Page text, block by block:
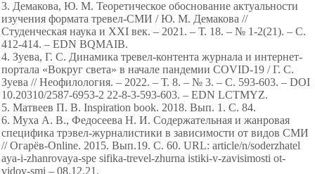
3. Демакова, Ю. М. Теоретическое обоснование актуальности
изучения формата тревел-СМИ / Ю. М. Демакова //
Студенческая наука и XXI век. – 2021. – Т. 18. – № 1-2(21). – С.
412-414. – EDN BQMAIB.
4. Зуева, Г. С. Динамика тревел-контента журнала и интернет-
портала «Вокруг света» в начале пандемии COVID-19 / Г. С.
Зуева // Неофилология. – 2022. – Т. 8. – № 3. – С. 593-603. – DOI
10.20310/2587-6953-2 22-8-3-593-603. – EDN LCTMYZ.
5. Матвеев П. В. Inspiration book. 2018. Вып. 1. С. 84.
6. Муха А. В., Федосеева Н. И. Содержательная и жанровая
специфика трэвел-журналистики в зависимости от видов СМИ
// Огарёв-Online. 2015. Вып.19. С. 60. URL: article/n/soderzhatel
aya-i-zhanrovaya-spe sifika-trevel-zhurna istiki-v-zavisimosti ot-
vidov-smi – 08.12.21.